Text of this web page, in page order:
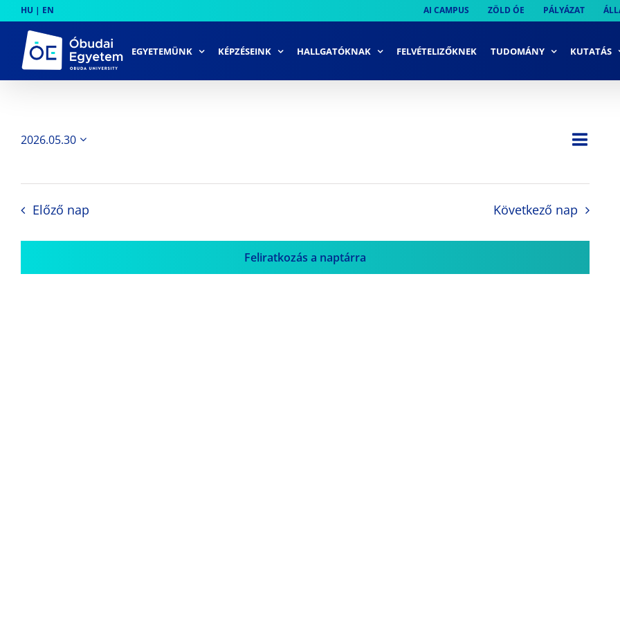
to
content
HU | EN AI CAMPUS ZÖLD ÓE PÁLYÁZAT
EGYETEMÜNK KÉPZÉSEINK HALLGATÓKNAK FELVÉTELIZŐKNEK TUDOMÁNY KUTATÁS
Nap
2026.05.30
Előző nap Következő nap
Feliratkozás a naptárra